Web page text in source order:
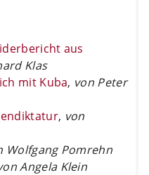
aus
Klas
mit Kuba, von Peter
, von
Wolfgang Pomrehn
Angela Klein